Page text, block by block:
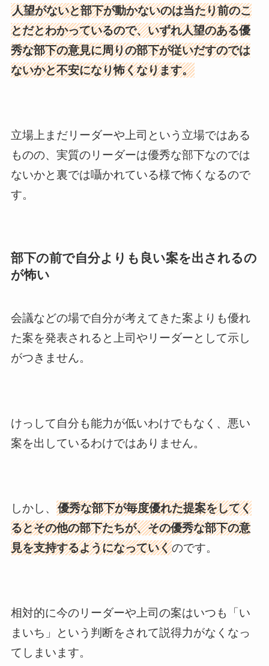
人望がないと部下が動かないのは当たり前のこ
とだとわかっているので、いずれ人望のある優
秀な部下の意見に周りの部下が従いだすのでは
ないかと不安になり怖くなります。
立場上まだリーダーや上司という立場ではある
ものの、実質のリーダーは優秀な部下なのでは
ないかと裏では囁かれている様で怖くなるので
す。
部下の前で自分よりも良い案を出されるの
が怖い
会議などの場で自分が考えてきた案よりも優れ
た案を発表されると上司やリーダーとして示し
がつきません。
けっして自分も能力が低いわけでもなく、悪い
案を出しているわけではありません。
しかし、 優秀な部下が毎度優れた提案をしてく
るとその他の部下たちが、その優秀な部下の意
見を支持するようになっていくのです。
相対的に今のリーダーや上司の案はいつも「い
まいち」という判断をされて説得力がなくなっ
てしまいます。